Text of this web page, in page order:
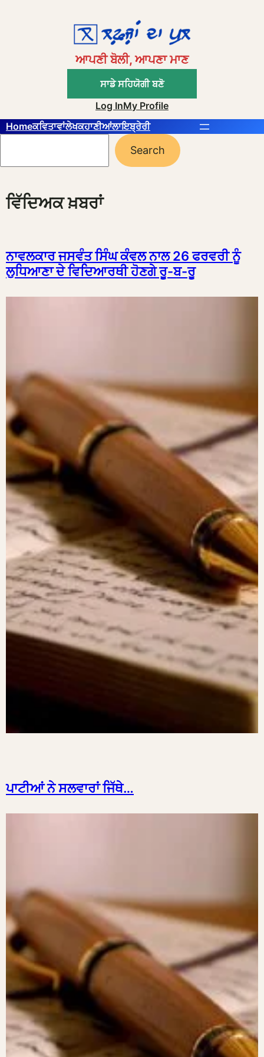
ਆਪਣੀ ਬੋਲੀ, ਆਪਣਾ ਮਾਣ
ਸਾਡੇ ਸਹਿਯੋਗੀ ਬਣੋ
Log InMy Profile
Homeਕਵਿਤਾਵਾਂਲੇਖਕਹਾਣੀਆਂਲਾਇਬ੍ਰੇਰੀ
Search
ਵਿੱਦਿਅਕ ਖ਼ਬਰਾਂ
ਨਾਵਲਕਾਰ ਜਸਵੰਤ ਸਿੰਘ ਕੰਵਲ ਨਾਲ 26 ਫਰਵਰੀ ਨੂੰ
ਲੁਧਿਆਣਾ ਦੇ ਵਿਦਿਆਰਥੀ ਹੋਣਗੇ ਰੂ-ਬ-ਰੂ
ਪਾਟੀਆਂ ਨੇ ਸਲਵਾਰਾਂ ਜਿੱਥੇ…